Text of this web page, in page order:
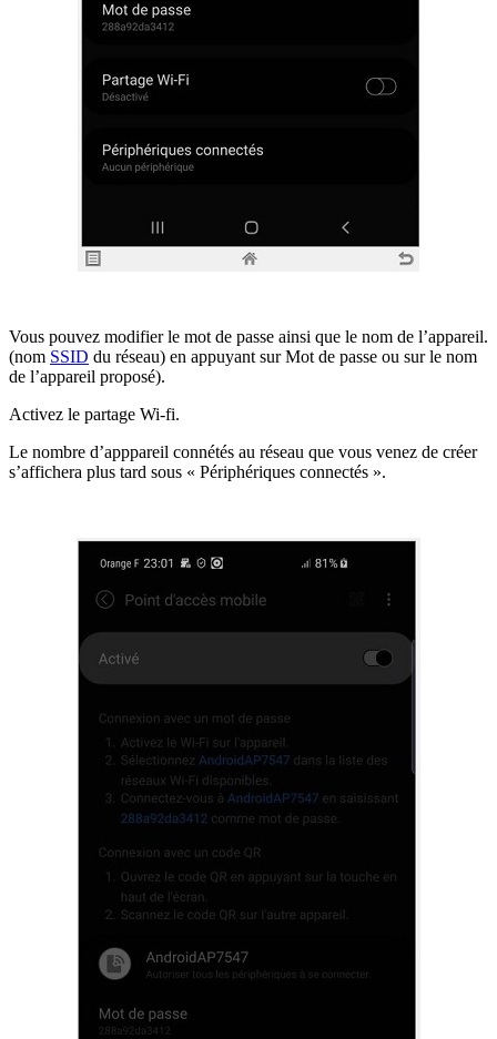
Vous pouvez modifier le mot de passe ainsi que le nom de l’appareil.
(nom SSID du réseau) en appuyant sur Mot de passe ou sur le nom
de l’appareil proposé).
Activez le partage Wi-fi.
Le nombre d’apppareil connétés au réseau que vous venez de créer
s’affichera plus tard sous « Périphériques connectés ».